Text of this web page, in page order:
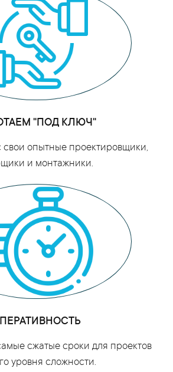
"ПОД КЛЮЧ"
свои опытные проектировщики,
и монтажники.
сжатые сроки для проектов
уровня сложности.